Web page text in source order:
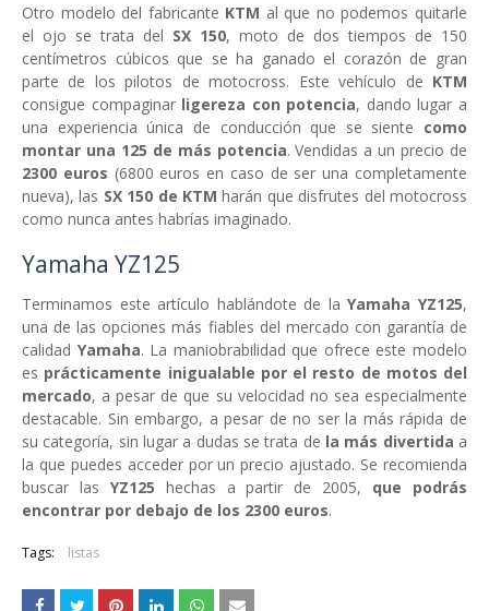
Otro modelo del fabricante KTM al que no podemos quitarle
el ojo se trata del SX 150, moto de dos tiempos de 150
centímetros cúbicos que se ha ganado el corazón de gran
parte de los pilotos de motocross. Este vehículo de KTM
consigue compaginar ligereza con potencia, dando lugar a
una experiencia única de conducción que se siente como
montar una 125 de más potencia. Vendidas a un precio de
2300 euros (6800 euros en caso de ser una completamente
nueva), las SX 150 de KTM harán que disfrutes del motocross
como nunca antes habrías imaginado.
Yamaha YZ125
Terminamos este artículo hablándote de laYamaha YZ125,
una de las opciones más fiables del mercado con garantía de
calidad Yamaha. La maniobrabilidad que ofrece este modelo
es prácticamente inigualable por el resto de motos del
mercado, a pesar de que su velocidad no sea especialmente
destacable. Sin embargo, a pesar de no ser la más rápida de
su categoría, sin lugar a dudas se trata de la más divertida a
la que puedes acceder por un precio ajustado. Se recomienda
buscar las YZ125 hechas a partir de 2005, que podrás
encontrar por debajo de los 2300 euros.
Tags: listas